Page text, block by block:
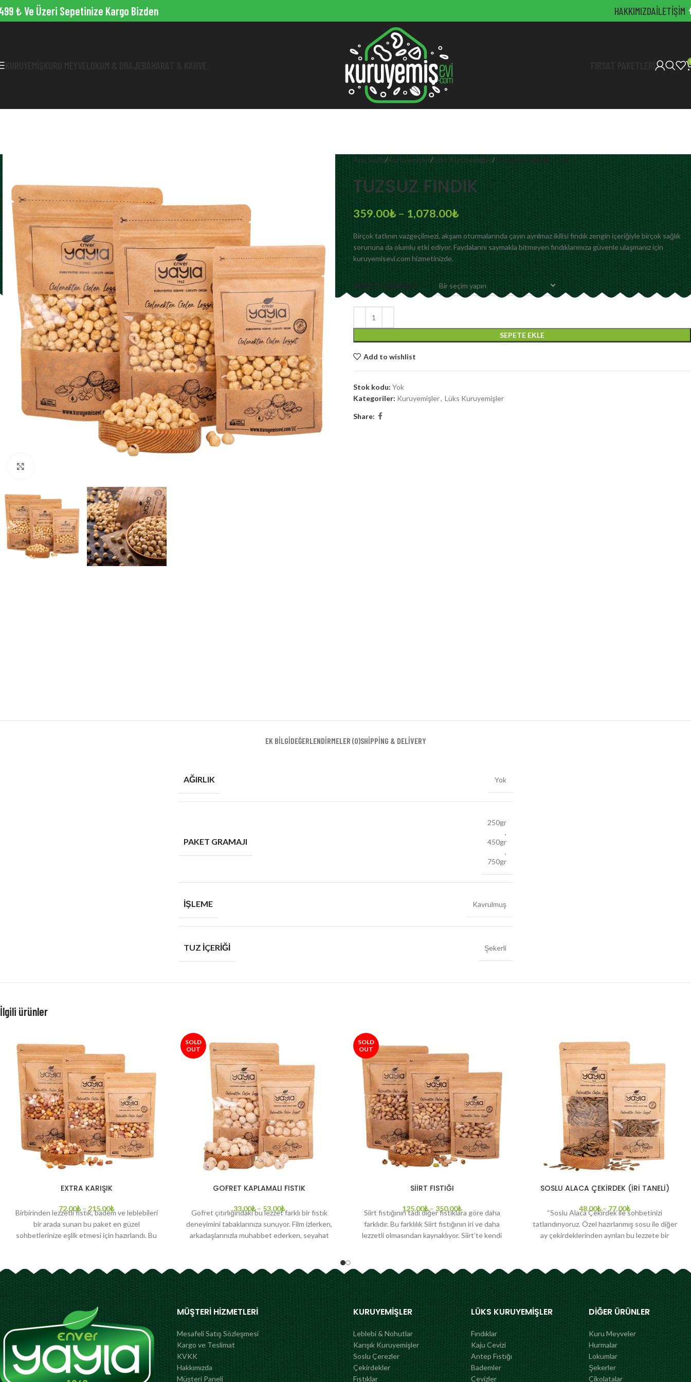
₺ Ve Üzeri Sepetinize Kargo Bizden HAKKIMIZDAİLETIŞIM
Ana Sayfa Kuruyemişler Lüks Kuruyemişler TUZSUZ FINDIK
TUZSUZ FINDIK
359.00₺ – 1,078.00₺
Birçok tatlının vazgeçilmezi, akşam oturmalarında çayın ayrılmaz ikilisi fındık zengin içeriğiyle birçok sağlık
sorununa da olumlu etki ediyor. Faydalarını saymakla bitmeyen fındıklarımıza güvenle ulaşmanız için
kuruyemisevi.com hizmetinizde.
PAKET GRAMAJI
SEPETE EKLE
Add to wishlist
Stok kodu: Yok
Kategoriler: Kuruyemişler, Lüks Kuruyemişler
Share:
EK BILGIDEĞERLENDIRMELER (0)SHIPPING & DELIVERY
AĞIRLIK Yok
PAKET GRAMAJI
250gr
,
450gr
,
750gr
İŞLEME Kavrulmuş
TUZ İÇERIĞI Şekerli
İlgili ürünler
EXTRA KARIŞIK
72.00₺– 215.00₺
Birbirinden lezzetli fıstık, badem ve leblebileri
bir arada sunan bu paket en güzel
sohbetlerinize eşlik etmesi için hazırlandı. Bu
kuruyemisevi.com da bekliyor. Paket İçeriği:
SOLD
OUT
GOFRET KAPLAMALI FISTIK
33.00₺– 53.00₺
Gofret çıtırlığındaki bu lezzet farklı bir fıstık
deneyimini tabaklarınıza sunuyor. Film izlerken,
arkadaşlarınızla muhabbet ederken, seyahat
Yayla Kuruyemiş’in özel tarifi ile taptaze
SOLD
OUT
SİİRT FISTIĞI
125.00₺– 350.00₺
Siirt fıstığının tadı diğer fıstıklara göre daha
farklıdır. Bu farklılık Siirt fıstığının iri ve daha
lezzetli olmasından kaynaklıyor. Siirt’te kendi
fıstığında diğer fıstık çeşidine göre daha
lezzeti sizlere sunuluyor.
SOSLU ALACA ÇEKİRDEK (İRİ TANELİ)
48.00₺–77.00₺
“Soslu Alaca Çekirdek ile sohbetinizi
tatlandırıyoruz. Özel hazırlanmış sosu ile diğer
ay çekirdeklerinden ayrılan bu lezzete bir
karşısına geçip çayla birlikte en fazla tüketilen
MÜŞTERI HIZMETLERI
Mesafeli Satış Sözleşmesi
Kargo ve Teslimat
KVKK
Hakkımızda
Müşteri Paneli
KURUYEMIŞLER
Leblebi & Nohutlar
Karışık Kuruyemişler
Soslu Çerezler
Çekirdekler
Fıstıklar
LÜKS KURUYEMIŞLER
Fındıklar
Kaju Cevizi
Antep Fıstığı
Bademler
Cevizler
DIĞER ÜRÜNLER
Kuru Meyveler
Hurmalar
Lokumlar
Şekerler
Çikolatalar